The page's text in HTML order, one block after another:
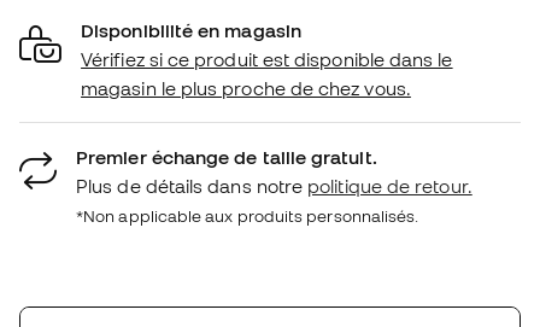
Disponibilité en magasin
Vérifiez si ce produit est disponible dans le
magasin le plus proche de chez vous.
Premier échange de taille gratuit.
Plus de détails dans notre politique de retour.
*Non applicable aux produits personnalisés.